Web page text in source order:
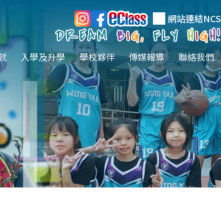
網站連結NCS
入學及升學 學校夥伴 傳媒報導 聯絡我們